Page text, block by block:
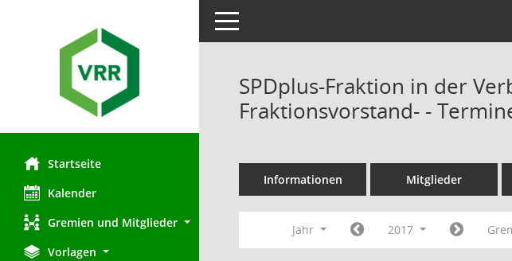
Startseite
Kalender
Gremien und Mitglieder
Vorlagen
Toggle navigation
SPDplus-Fraktion in der
Fraktionsvorstand- -
Informationen Mitglieder
Jahr 2017